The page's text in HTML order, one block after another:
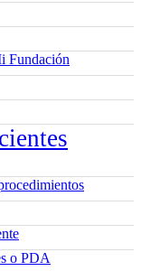
Fundación
o PDA